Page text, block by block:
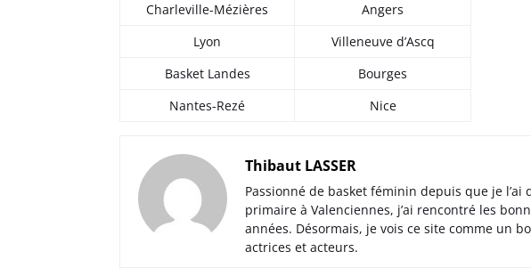
Charleville-Mézières
Angers
Lyon
Villeneuve d’Ascq
Basket Landes
Bourges
Nantes-Rezé
Nice
Thibaut LASSER
Passionné de basket féminin depuis que je
primaire à Valenciennes, j’ai rencontré les
années. Désormais, je vois ce site comme un
actrices et acteurs.